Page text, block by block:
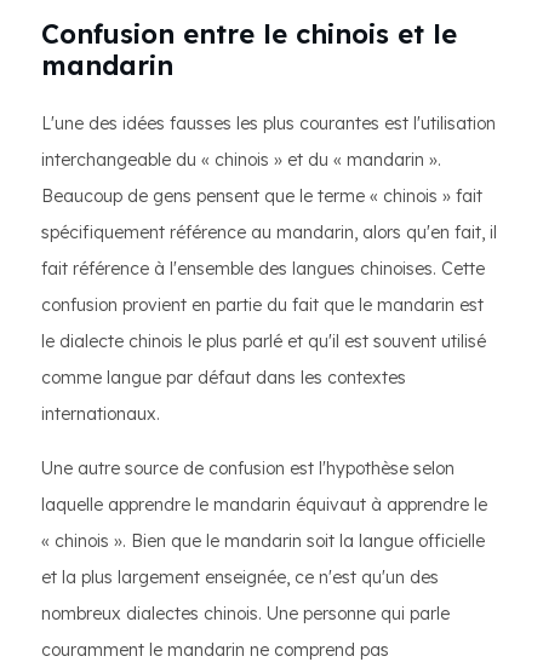
Confusion entre le chinois et le
mandarin
L'une des idées fausses les plus courantes est l'utilisation
interchangeable du « chinois » et du « mandarin ».
Beaucoup de gens pensent que le terme « chinois » fait
spécifiquement référence au mandarin, alors qu'en fait, il
fait référence à l'ensemble des langues chinoises. Cette
confusion provient en partie du fait que le mandarin est
le dialecte chinois le plus parlé et qu'il est souvent utilisé
comme langue par défaut dans les contextes
internationaux.
Une autre source de confusion est l'hypothèse selon
laquelle apprendre le mandarin équivaut à apprendre le
« chinois ». Bien que le mandarin soit la langue officielle
et la plus largement enseignée, ce n'est qu'un des
nombreux dialectes chinois. Une personne qui parle
couramment le mandarin ne comprend pas